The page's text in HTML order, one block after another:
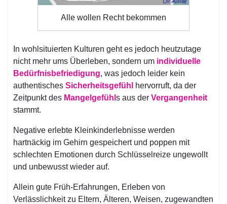
Alle wollen Recht bekommen
In wohlsituierten Kulturen geht es jedoch heutzutage
nicht mehr ums Überleben, sondern um individuelle
Bedürfnisbefriedigung, was jedoch leider kein
authentisches Sicherheitsgefühl
hervorruft, da der
Zeitpunkt des Mangelgefühl s aus der Vergangenheit
stammt.
Negative erlebte Kleinkinderlebnisse werden
hartnäckig im Gehirn gespeichert und poppen mit
schlechten Emotionen durch Schlüsselreize ungewollt
und unbewusst wieder auf.
Allein gute Früh-Erfahrungen, Erleben von
Verlässlichkeit zu Eltern, Älteren, Weisen, zugewandten